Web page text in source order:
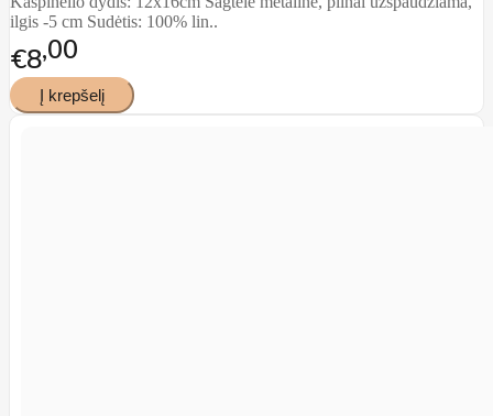
ilgis -5 cm Sudėtis: 100% lin..
€800